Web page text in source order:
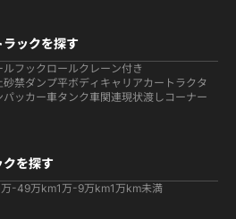
ラックを探す
ルフックロールクレーン付き
砂禁ダンプ平ボディ キャリアカー トラクタ
パッカー車タンク車関連現状渡しコーナー
クを探す
-49万km1万-9万km1万km未満